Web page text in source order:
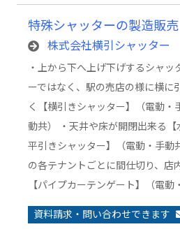
特殊シャッターの製造販売
株式会社横引シャッター
・上から下へ上げ下げするシャッ
ーではなく、駅の売店の様に横に引
く【横引きシャッター】（電動・
動共） ・天井や床が開閉出来る【
平引きシャッター】（電動・手動
の各テナントごとに間仕切り、店
【パイプカーテンゲート】（電動
資料請求・問い合わせできます